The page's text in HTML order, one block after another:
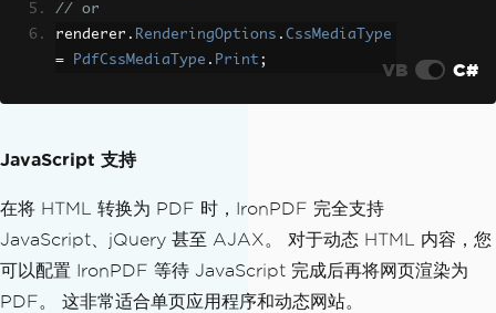
// or
renderer . RenderingOptions . CssMediaType
=
PdfCssMediaType . Print ; VB C#
JavaScript 支持
在将 HTML 转换为 PDF 时，IronPDF 完全支持
JavaScript、jQuery 甚至 AJAX。 对于动态 HTML 内容，您
可以配置 IronPDF 等待 JavaScript 完成后再将网页渲染为
PDF。 这非常适合单页应用程序和动态网站。